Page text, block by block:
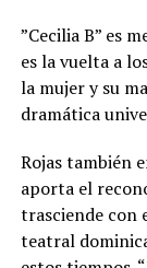
”Cecilia B” es
es la vuelta a
la mujer y su
dramática
Rojas también
aporta el
trasciende con
teatral